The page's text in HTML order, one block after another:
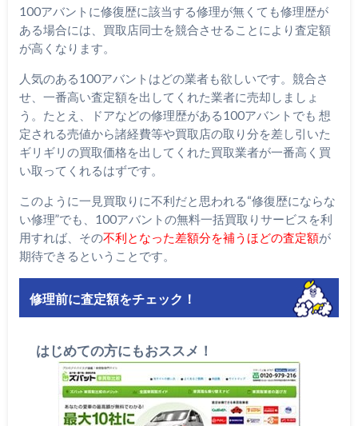
100アバントに修復歴に該当する修理が無くても修理歴が
ある場合には、買取店同士を競合させることにより査定額
が高くなります。
人気のある100アバントはどの業者も欲しいです。競合さ
せ、一番高い査定額を出してくれた業者に売却しましょ
う。たとえ、ドアなどの修理歴がある100アバントでも 想
定される売値から諸経費等や買取店の取り分を差し引いた
ギリギリの買取価格を出してくれた買取業者が一番高く買
い取ってくれるはずです。
このように一見買取りに不利だと思われる“修復歴にならな
い修理”でも、100アバントの無料一括買取りサービスを利
用すれば、その不利となった差額分を補うほどの査定額が
期待できるということです。
修理前に査定額をチェック！
はじめての方にもおススメ！